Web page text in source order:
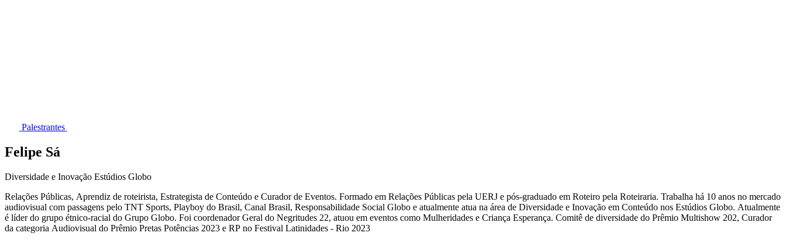
Palestrantes
Felipe Sá
Diversidade e Inovação Estúdios Globo
Relações Públicas, Aprendiz de roteirista, Estrategista de Conteúdo e Curador de Eventos. Formado em Relações Públicas pela UERJ e pós-graduado em Roteiro pela Roteiraria. Trabalha há 10 anos no mercado
audiovisual com passagens pelo TNT Sports, Playboy do Brasil, Canal Brasil, Responsabilidade Social Globo e atualmente atua na área de Diversidade e Inovação em Conteúdo nos Estúdios Globo. Atualmente
é líder do grupo étnico-racial do Grupo Globo. Foi coordenador Geral do Negritudes 22, atuou em eventos como Mulheridades e Criança Esperança. Comitê de diversidade do Prêmio Multishow 202, Curador
da categoria Audiovisual do Prêmio Pretas Potências 2023 e RP no Festival Latinidades - Rio 2023